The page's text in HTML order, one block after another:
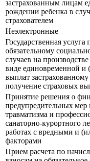
застрахованным лицам
рождении ребенка в
страхователем
Неэлектронные
Государственная
обязательному
случаев на
виде единовременной и
выплат
получение страховых
Принятие решения о
предупредительных
травматизма и
санаторно-курортного
работах с вредными и
факторами
Прием расчета по